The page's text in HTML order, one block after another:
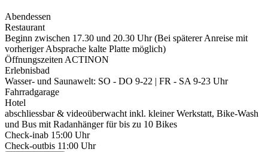
Abendessen
Restaurant
Beginn zwischen 17.30 und 20.30 Uhr (Bei späterer Anreise mit
vorheriger Absprache kalte Platte möglich)
Öffnungszeiten ACTINON
Erlebnisbad
Wasser- und Saunawelt: SO - DO 9-22 | FR - SA 9-23 Uhr
Fahrradgarage
Hotel
abschliessbar & videoüberwacht inkl. kleiner Werkstatt, Bike-Wash
und Bus mit Radanhänger für bis zu 10 Bikes
Check-inab 15:00 Uhr
Check-outbis 11:00 Uhr